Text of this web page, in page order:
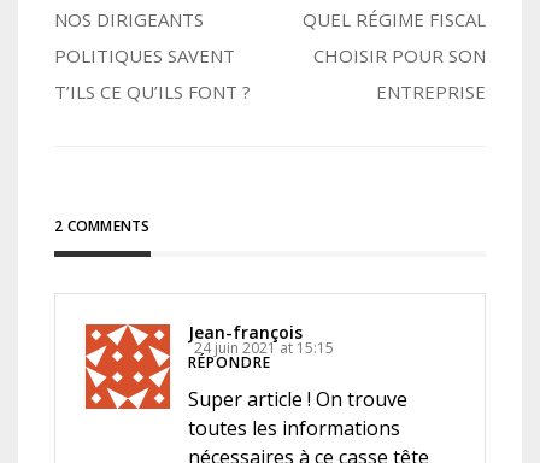
Navigation
de
l’article
NOS DIRIGEANTS
POLITIQUES SAVENT
T’ILS CE QU’ILS FONT ?
QUEL RÉGIME FISCAL
CHOISIR POUR SON
ENTREPRISE
2 COMMENTS
Jean-françois
24 juin 2021 at 15:15
RÉPONDRE
Super article ! On trouve
toutes les informations
nécessaires à ce casse tête